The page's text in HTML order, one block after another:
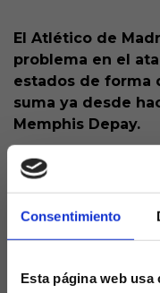
Consentimiento
Esta página web usa
El Atlético de
problema en el
estados de forma
suma ya desde
Memphis Depay.
El neerlandés
referente ofensivo
en el dique seco
mismo, enlazando
efectividad no tiene